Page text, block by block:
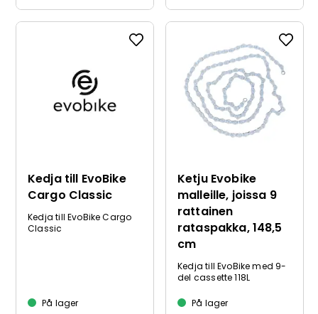
Kedja till EvoBike
Cargo Classic
Kedja till EvoBike Cargo
Classic
På lager
Ketju Evobike
malleille, joissa 9
rattainen
rataspakka, 148,5
cm
Kedja till EvoBike med 9-
del cassette 118L
På lager